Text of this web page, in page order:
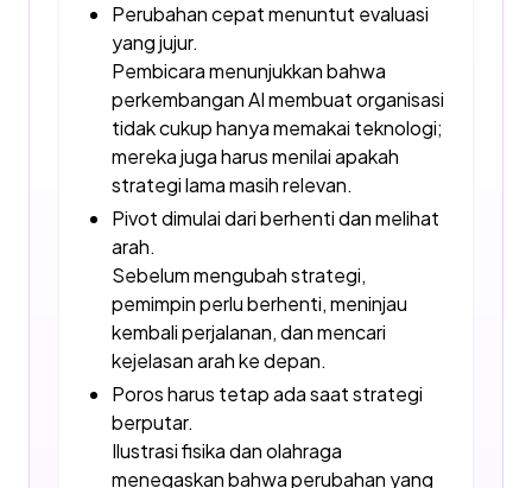
Perubahan cepat menuntut evaluasi
yang jujur.
Pembicara menunjukkan bahwa
perkembangan AI membuat organisasi
tidak cukup hanya memakai teknologi;
mereka juga harus menilai apakah
strategi lama masih relevan.
Pivot dimulai dari berhenti dan melihat
arah.
Sebelum mengubah strategi,
pemimpin perlu berhenti, meninjau
kembali perjalanan, dan mencari
kejelasan arah ke depan.
Poros harus tetap ada saat strategi
berputar.
Ilustrasi fisika dan olahraga
menegaskan bahwa perubahan yang